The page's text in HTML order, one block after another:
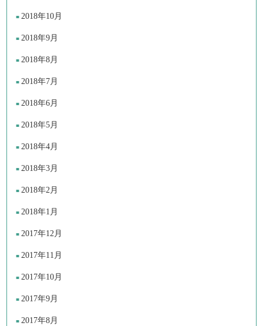
2018年10月
2018年9月
2018年8月
2018年7月
2018年6月
2018年5月
2018年4月
2018年3月
2018年2月
2018年1月
2017年12月
2017年11月
2017年10月
2017年9月
2017年8月